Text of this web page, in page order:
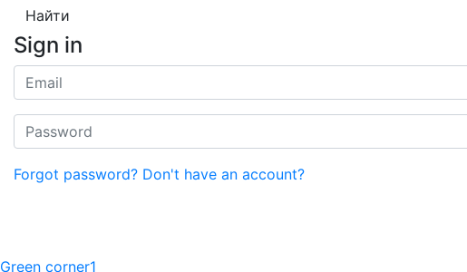
Найти
Sign in
Forgot password? Don't have an account?
Green corner1